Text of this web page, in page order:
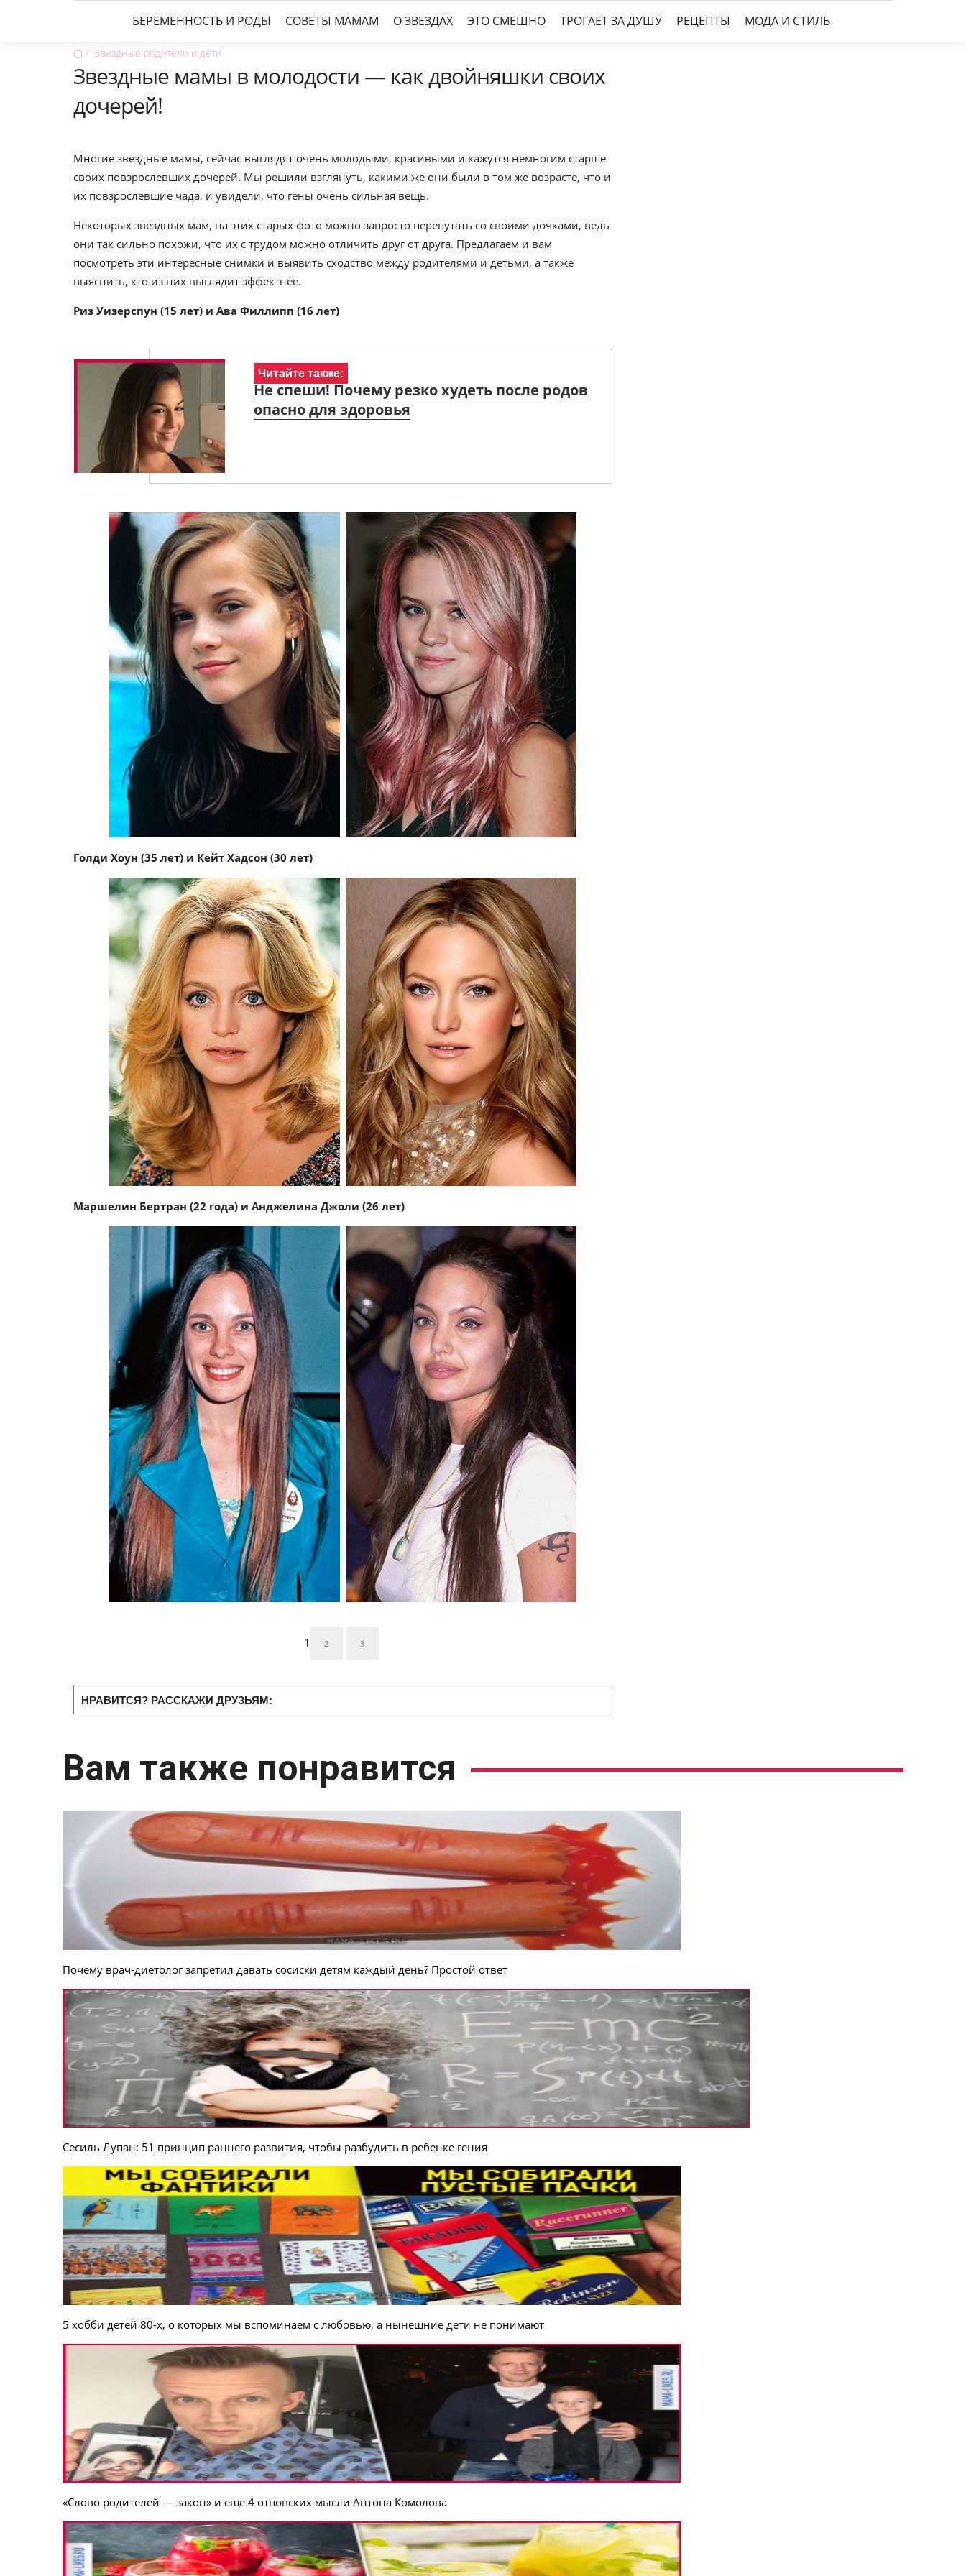
БЕРЕМЕННОСТЬ И РОДЫ СОВЕТЫ МАМАМ О ЗВЕЗДАХ ЭТО СМЕШНО ТРОГАЕТ ЗА ДУШУ РЕЦЕПТЫ МОДА И СТИЛЬ
▢ Звездные родители и дети
Звездные мамы в молодости — как двойняшки своих
дочерей!
Многие звездные мамы, сейчас выглядят очень молодыми, красивыми и кажутся немногим старше
своих повзрослевших дочерей. Мы решили взглянуть, какими же они были в том же возрасте, что и
их повзрослевшие чада, и увидели, что гены очень сильная вещь.
Некоторых звездных мам, на этих старых фото можно запросто перепутать со своими дочками, ведь
они так сильно похожи, что их с трудом можно отличить друг от друга. Предлагаем и вам
посмотреть эти интересные снимки и выявить сходство между родителями и детьми, а также
выяснить, кто из них выглядит эффектнее.
Риз Уизерспун (15 лет) и Ава Филлипп (16 лет)
Читайте также:
Не спеши! Почему резко худеть после родов
опасно для здоровья
Голди Хоун (35 лет) и Кейт Хадсон (30 лет)
Маршелин Бертран (22 года) и Анджелина Джоли (26 лет)
1 2 3
НРАВИТСЯ? РАССКАЖИ ДРУЗЬЯМ:
Вам также понравится
Почему врач-диетолог запретил давать сосиски детям каждый день? Простой ответ
Сесиль Лупан: 51 принцип раннего развития, чтобы разбудить в ребенке гения
5 хобби детей 80-х, о которых мы вспоминаем с любовью, а нынешние дети не понимают
«Слово родителей — закон» и еще 4 отцовских мысли Антона Комолова